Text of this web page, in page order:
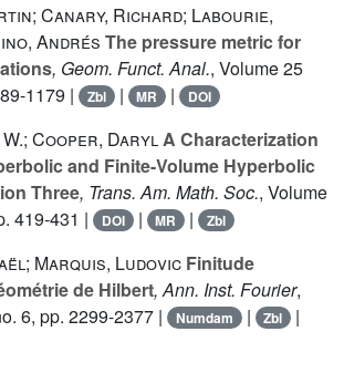
Canary, Richard; Labourie,
Andrés The pressure metric for
, Geom. Funct. Anal., Volume 25
1179 |
Zbl | MR | DOI
W.; Cooper, DarylA Characterization
and Finite-Volume Hyperbolic
Three, Trans. Am. Math. Soc., Volume
419-431 | DOI | MR | Zbl
Marquis, Ludovic Finitude
de Hilbert, Ann. Inst. Fourier,
6, pp. 2299-2377 | Numdam | Zbl |